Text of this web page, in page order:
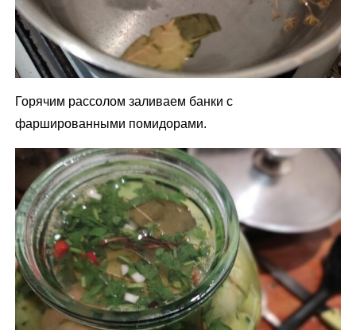
Горячим рассолом заливаем банки с
фаршированными помидорами.